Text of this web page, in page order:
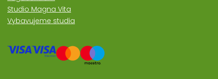
Studio Magna Vita
Vybavujeme studia